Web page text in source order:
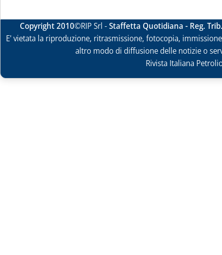
Copyright 2010©RIP Srl -Staffetta Quotidiana - Reg.
E' vietata la riproduzione, ritrasmissione, fotocopia,
altro modo di diffusione delle notizie o
Rivista Italiana